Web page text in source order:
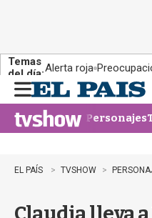
Temas
del día:Alerta roja
n
u
Personajes
EL PAÍS TVSHOW